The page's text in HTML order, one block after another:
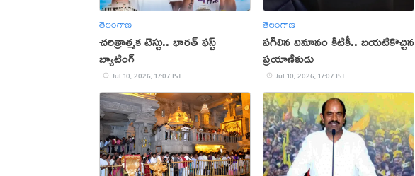
తెలంగాణ
చరిత్రాత్మక టెస్టు.. భారత్‌ ఫస్ట్‌
బ్యాటింగ్‌
Jul 10, 2026, 17:07 IST
తెలంగాణ
పగిలిన విమానం కిటికీ.. బయటికొచ్చిన
ప్రయాణికుడు
Jul 10, 2026, 17:07 IST